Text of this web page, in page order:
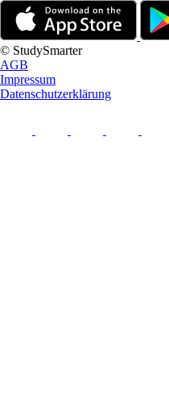
© StudySmarter
AGB
Impressum
Datenschutzerklärung